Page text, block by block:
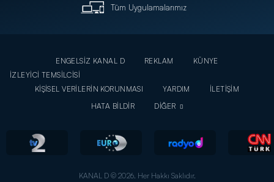
Tüm Uygulamalarımız
ENGELSİZ KANAL D REKLAM
KÜNYE
İZLEYİCİ TEMSİLCİSİ
KİŞİSEL VERİLERİN KORUNMASI
YARDIM
İLETİŞİM
HATA BİLDİR
DİĞER
KANAL D © 2026. Her Hakkı Saklıdır.